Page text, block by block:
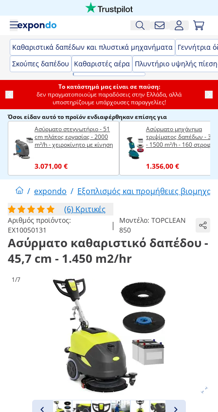
Καθαριστικά δαπέδων και πλυστικά μηχανήματα Γεννήτρια
Σκούπες δαπέδου
Καθαριστές αέρα Πλυντήριο υψηλής
Το κατάστημά μας είναι σε παύση:
δεν πραγματοποιούμε παραδόσεις στην Ελλάδα, αλλά
υποστηρίζουμε υπάρχουσες παραγγελίες!
Όσοι είδαν αυτό το προϊόν ενδιαφέρθηκαν επίσης για
Ασύρματο στεγνωτήριο - 51
cm πλάτος εργασίας - 2000
m²/h - χειροκίνητο με κίνηση
3.071,00 €
Ασύρματο μηχάνημα
τριψίματος δαπέδων - 35
- 1500 m²/h - 160 στροφές
1.356,00 €
/ expondo / Εξοπλισμός και προμήθειες
(6) Κριτικές
Αριθμός προϊόντος:
EX10050131
| Μοντέλο: TOPCLEAN
850
Ασύρματο καθαριστικό δαπέδου -
45,7 cm - 1.450 m2/hr
1/7